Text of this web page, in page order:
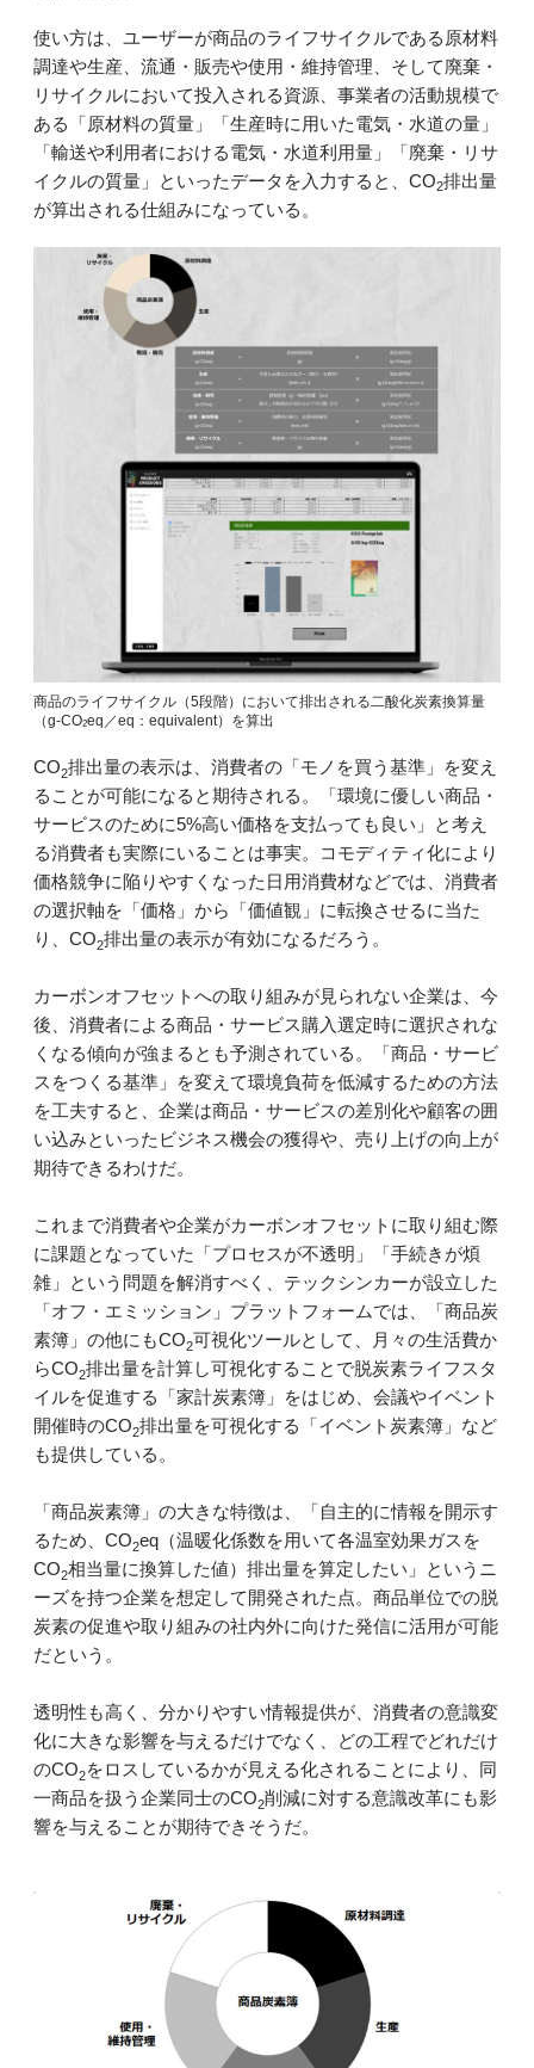
使い方は、ユーザーが商品のライフサイクルである原材料
調達や生産、流通・販売や使用・維持管理、そして廃棄・
リサイクルにおいて投入される資源、事業者の活動規模で
ある「原材料の質量」「生産時に用いた電気・水道の量」
「輸送や利用者における電気・水道利用量」「廃棄・リサ
イクルの質量」といったデータを入力すると、CO2排出量
が算出される仕組みになっている。
商品のライフサイクル（5段階）において排出される二酸化炭素換算量
（g-CO2eq／eq：equivalent）を算出
CO2排出量の表示は、消費者の「モノを買う基準」を変え
ることが可能になると期待される。「環境に優しい商品・
サービスのために5%高い価格を支払っても良い」と考え
る消費者も実際にいることは事実。コモディティ化により
価格競争に陥りやすくなった日用消費材などでは、消費者
の選択軸を「価格」から「価値観」に転換させるに当た
り、CO2排出量の表示が有効になるだろう。
カーボンオフセットへの取り組みが見られない企業は、今
後、消費者による商品・サービス購入選定時に選択されな
くなる傾向が強まるとも予測されている。「商品・サービ
スをつくる基準」を変えて環境負荷を低減するための方法
を工夫すると、企業は商品・サービスの差別化や顧客の囲
い込みといったビジネス機会の獲得や、売り上げの向上が
期待できるわけだ。
これまで消費者や企業がカーボンオフセットに取り組む際
に課題となっていた「プロセスが不透明」「手続きが煩
雑」という問題を解消すべく、テックシンカーが設立した
「オフ・エミッション」プラットフォームでは、「商品炭
素簿」の他にもCO2可視化ツールとして、月々の生活費か
らCO2排出量を計算し可視化することで脱炭素ライフスタ
イルを促進する「家計炭素簿」をはじめ、会議やイベント
開催時のCO2排出量を可視化する「イベント炭素簿」など
も提供している。
「商品炭素簿」の大きな特徴は、「自主的に情報を開示す
るため、CO2eq（温暖化係数を用いて各温室効果ガスを
CO2相当量に換算した値）排出量を算定したい」というニ
ーズを持つ企業を想定して開発された点。商品単位での脱
炭素の促進や取り組みの社内外に向けた発信に活用が可能
だという。
透明性も高く、分かりやすい情報提供が、消費者の意識変
化に大きな影響を与えるだけでなく、どの工程でどれだけ
のCO2をロスしているかが見える化されることにより、同
一商品を扱う企業同士のCO2削減に対する意識改革にも影
響を与えることが期待できそうだ。